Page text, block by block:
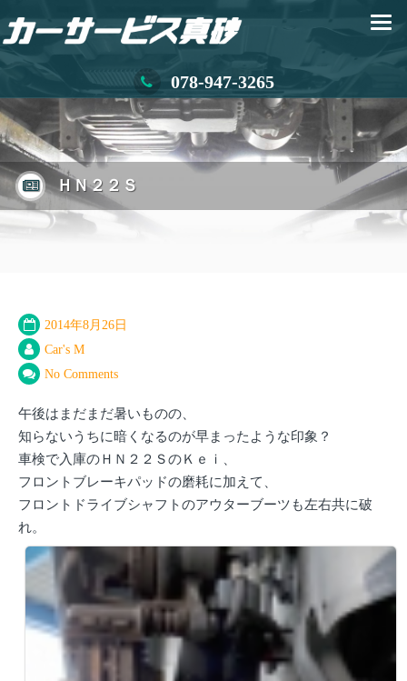
078-947-3265
ＨＮ２２Ｓ
2014年8月26日
Car's M
No Comments
午後はまだまだ暑いものの、
知らないうちに暗くなるのが早まったような印象？
車検で入庫のＨＮ２２ＳのＫｅｉ、
フロントブレーキパッドの磨耗に加えて、
フロントドライブシャフトのアウターブーツも左右共に破
れ。